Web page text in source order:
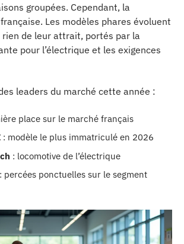
groupées. Cependant, la
Les modèles phares évoluent
de leur attrait, portés par la
pour l’électrique et les exigences
leaders du marché cette année :
place sur le marché français
: modèle le plus immatriculé en 2026
: locomotive de l’électrique
: percées ponctuelles sur le segment